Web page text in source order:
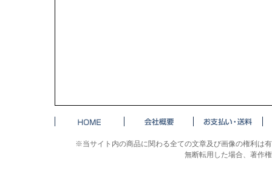
※当サイト内の商品に関わる全ての文章及び画像の権利は
無断転用した場合、著作